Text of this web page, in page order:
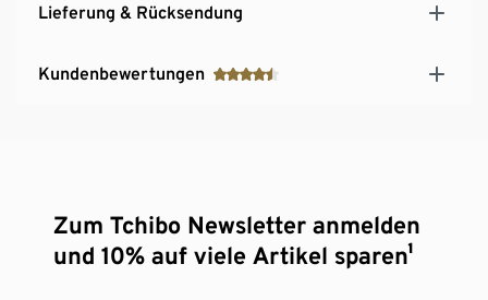
Lieferung & Rücksendung
Kundenbewertungen
Zum Tchibo Newsletter anmelden
und 10% auf viele Artikel sparen¹